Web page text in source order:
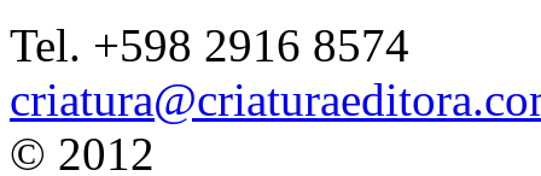
Tel. +598 2916 8574
© 2012